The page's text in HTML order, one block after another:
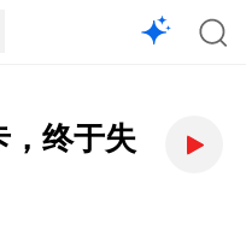
，终于失